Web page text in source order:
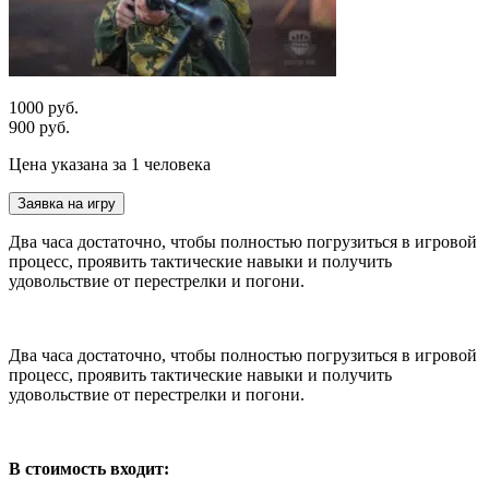
1000 руб.
900 руб.
Цена указана за 1 человека
Заявка на игру
Два часа достаточно, чтобы полностью погрузиться в игровой
процесс, проявить тактические навыки и получить
удовольствие от перестрелки и погони.
Два часа достаточно, чтобы полностью погрузиться в игровой
процесс, проявить тактические навыки и получить
удовольствие от перестрелки и погони.
В стоимость входит: